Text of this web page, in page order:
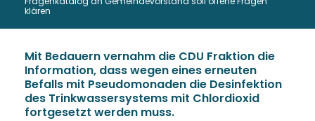
klären
Mit Bedauern vernahm die CDU Fraktion die
Information, dass wegen eines erneuten
Befalls mit Pseudomonaden die Desinfektion
des Trinkwassersystems mit Chlordioxid
fortgesetzt werden muss.